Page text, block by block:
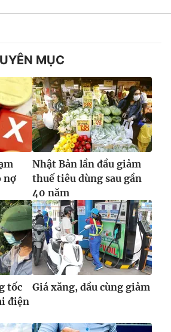
hình thức nếu không có sự chấp
rõ nguồn VTV.vn khi phát hành lại
MỤC
nợ
Nhật Bản lần đầu giảm
thuế tiêu dùng sau gần
40 năm
tốc
điện
Giá xăng, dầu cùng giảm